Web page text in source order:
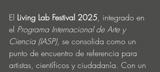
El Living Lab Festival 2025, integrado en
el Programa Internacional de Arte y
Ciencia (IASP), se consolida como un
punto de encuentro de referencia para
artistas, científicos y ciudadanía. Con un